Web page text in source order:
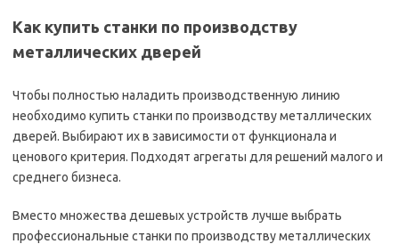
Как купить станки по производству
металлических дверей
Чтобы полностью наладить производственную линию
необходимо купить станки по производству металлических
дверей. Выбирают их в зависимости от функционала и
ценового критерия. Подходят агрегаты для решений малого и
среднего бизнеса.
Вместо множества дешевых устройств лучше выбрать
профессиональные станки по производству металлических